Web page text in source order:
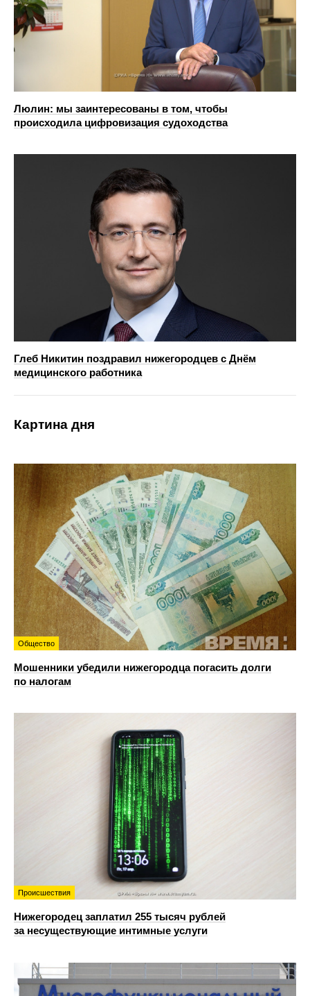
Люлин: мы заинтересованы в том, чтобы
происходила цифровизация судоходства
Глеб Никитин поздравил нижегородцев с Днём
медицинского работника
Картина дня
Общество
Мошенники убедили нижегородца погасить долги
по налогам
Происшествия
Нижегородец заплатил 255 тысяч рублей
за несуществующие интимные услуги